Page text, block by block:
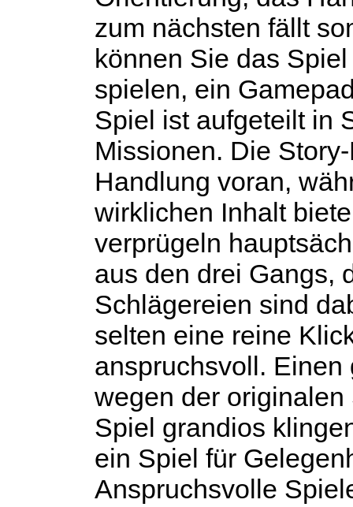
zum nächsten fällt
können Sie das
spielen, ein
Spiel ist aufgeteilt in
Missionen. Die
Handlung voran,
wirklichen Inhalt
verprügeln
aus den drei Gangs,
Schlägereien sind
selten eine reine
anspruchsvoll.
wegen der
Spiel grandios
ein Spiel für
Anspruchsvolle